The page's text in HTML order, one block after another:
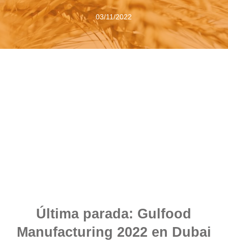
03/11/2022
Última parada: Gulfood
Manufacturing 2022 en Dubai